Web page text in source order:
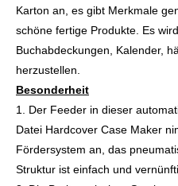
Karton an, es gibt Merkmale
schöne fertige Produkte. Es
Buchabdeckungen, Kalender,
herzustellen.
Besonderheit
1. Der Feeder in dieser
Datei Hardcover Case Maker
Fördersystem an, das
Struktur ist einfach und